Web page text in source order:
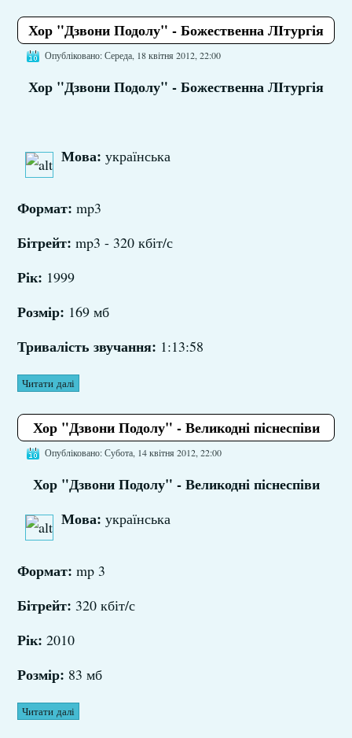
Хор "Дзвони Подолу" - Божественна ЛІтургія
Опубліковано: Середа, 18 квітня 2012, 22:00
Хор "Дзвони Подолу" - Божественна ЛІтургія
Мова: українська
Формат:mp3
Бітрейт: mp3 - 320 кбіт/с
Рік: 1999
Розмір: 169 мб
Тривалість звучання: 1:13:58
Читати далі
Хор "Дзвони Подолу" - Великодні піснеспіви
Опубліковано: Субота, 14 квітня 2012, 22:00
Хор "Дзвони Подолу" - Великодні піснеспіви
Мова: українська
Формат:mp 3
Бітрейт: 320 кбіт/с
Рік:2010
Розмір: 83 мб
Читати далі